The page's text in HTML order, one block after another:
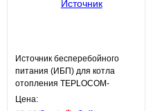
Источник бесперебойного
питания (ИБП) для котла
отопления TEPLOCOM-
250+40 (250ВА с АКБ 40а/ч)
Цена: